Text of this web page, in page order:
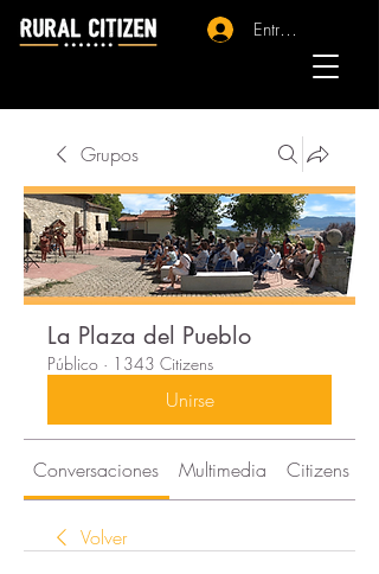
Entrar - Registro
Grupos
La Plaza del Pueblo
Público · 1343 Citizens
Unirse
Conversaciones Multimedia Citizens
Volver